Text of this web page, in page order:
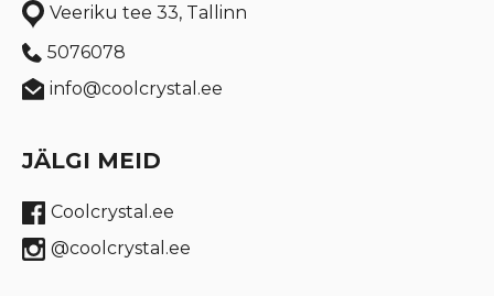
Veeriku tee 33, Tallinn
5076078
info@coolcrystal.ee
JÄLGI MEID
Coolcrystal.ee
@coolcrystal.ee